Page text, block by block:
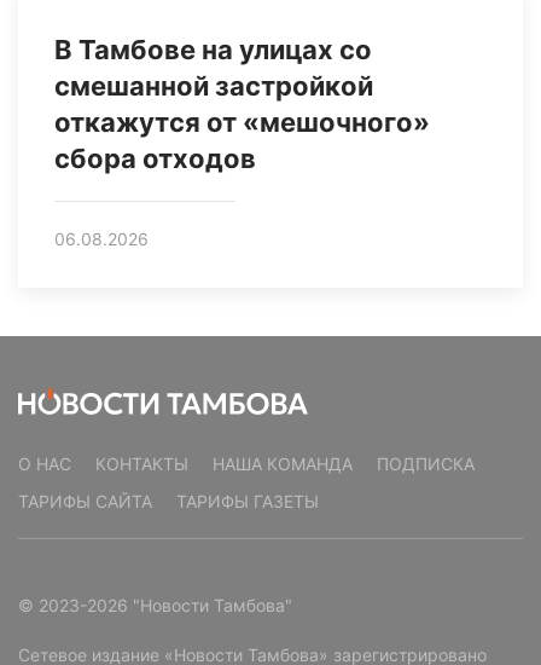
В Тамбове на улицах со
смешанной застройкой
откажутся от «мешочного»
сбора отходов
06.08.2026
О НАС КОНТАКТЫ НАША КОМАНДА
ПОДПИСКА
ТАРИФЫ САЙТА
ТАРИФЫ ГАЗЕТЫ
© 2023-2026 "Новости Тамбова"
Сетевое издание «Новости Тамбова» зарегистрировано